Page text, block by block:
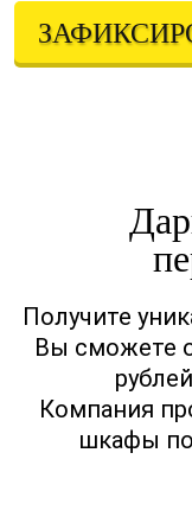
Оставляя свои
Получите
Вы сможете
Компания
шкафы